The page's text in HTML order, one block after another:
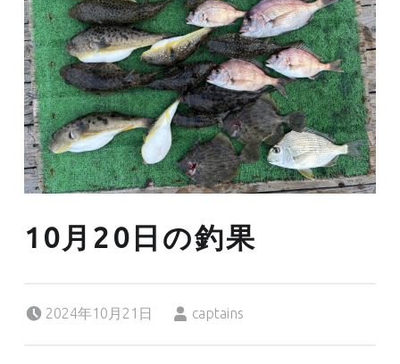
10月20日の釣果
2024年10月21日
captains